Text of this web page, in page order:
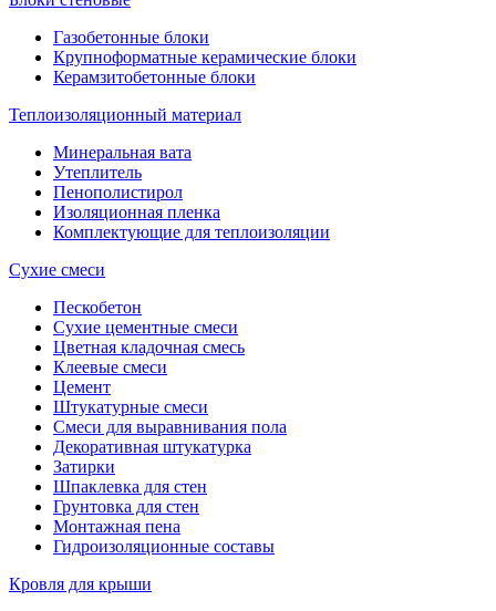
Газобетонные блоки
Крупноформатные керамические блоки
Керамзитобетонные блоки
Теплоизоляционный материал
Минеральная вата
Утеплитель
Пенополистирол
Изоляционная пленка
Комплектующие для теплоизоляции
Сухие смеси
Пескобетон
Сухие цементные смеси
Цветная кладочная смесь
Клеевые смеси
Цемент
Штукатурные смеси
Смеси для выравнивания пола
Декоративная штукатурка
Затирки
Шпаклевка для стен
Грунтовка для стен
Монтажная пена
Гидроизоляционные составы
Кровля для крыши